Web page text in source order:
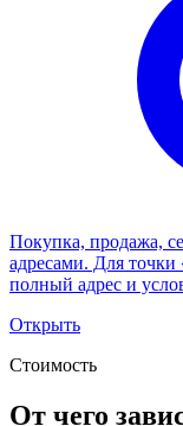
Покупка, продажа,
адресами. Для
полный адрес и
Открыть
Стоимость
От чего